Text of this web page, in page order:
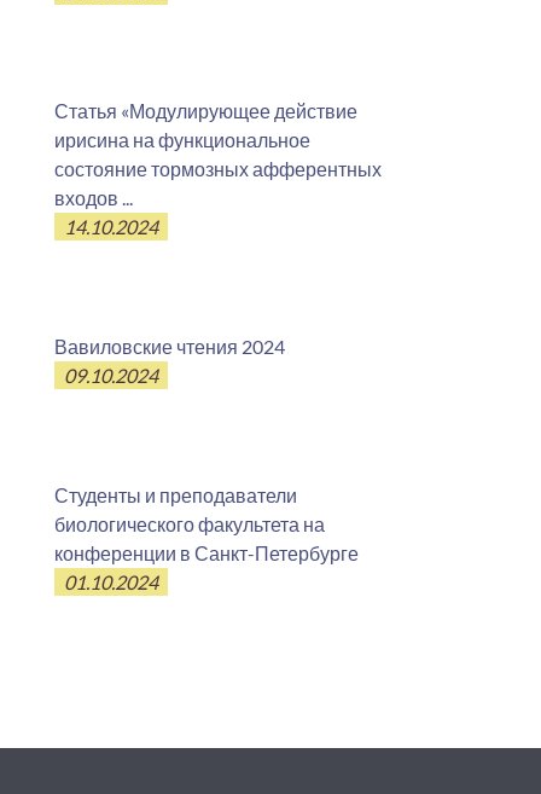
Статья «Модулирующее действие
ирисина на функциональное
состояние тормозных афферентных
входов ...
14.10.2024
Вавиловские чтения 2024
09.10.2024
Студенты и преподаватели
биологического факультета на
конференции в Санкт-Петербурге
01.10.2024